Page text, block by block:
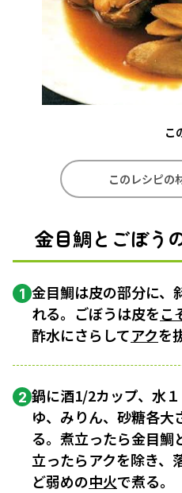
こ
このレシピの
金目鯛とごぼう
1 金目鯛は皮の部分に、
れる。ごぼうは皮をこ
酢水にさらしてアクを
2 鍋に酒1/2カップ、水
ゆ、みりん、砂糖各大
る。煮立ったら金目鯛
立ったらアクを除き、
ど弱めの中火で煮る。